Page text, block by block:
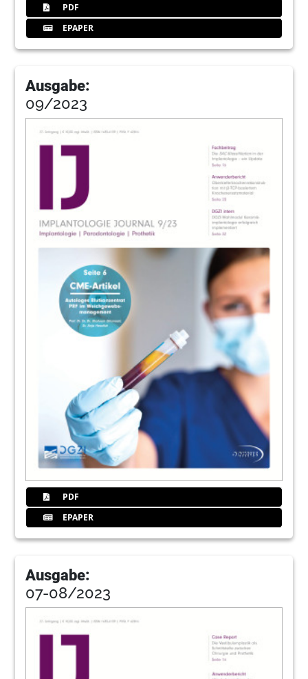
PDF
EPAPER
Ausgabe:
09/2023
PDF
EPAPER
Ausgabe:
07-08/2023